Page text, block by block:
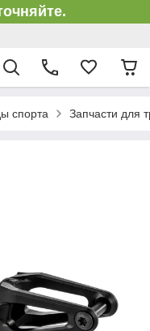
спорта Запчасти для